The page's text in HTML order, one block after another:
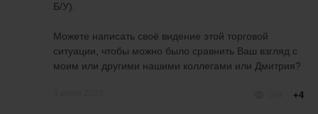
Б/У).
Можете написать своё видение этой торговой
ситуации, чтобы можно было сравнить Ваш взгляд с
моим или другими нашими коллегами или Дмитрия?
+4